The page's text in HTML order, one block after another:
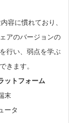
容に慣れており、
アのバージョンの
行い、弱点を学ぶ
きます。
ットフォーム
末
ータ